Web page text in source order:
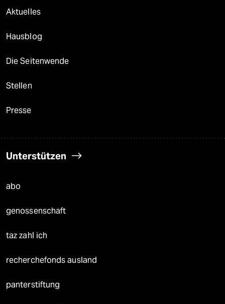
Aktuelles
Hausblog
Die Seitenwende
Stellen
Presse
Unterstützen
abo
genossenschaft
taz zahl ich
recherchefonds ausland
panterstiftung